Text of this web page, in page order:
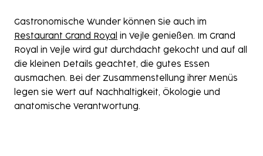
Gastronomische Wunder können Sie auch im
Restaurant Grand Royal
in Vejle genießen. Im Grand
Royal in Vejle wird gut durchdacht gekocht und auf all
die kleinen Details geachtet, die gutes Essen
ausmachen. Bei der Zusammenstellung ihrer Menüs
legen sie Wert auf Nachhaltigkeit, Ökologie und
anatomische Verantwortung.